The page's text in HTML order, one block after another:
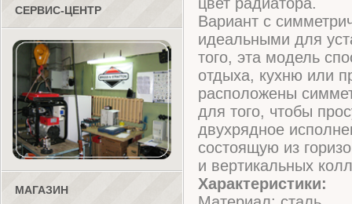
СЕРВИС-ЦЕНТР
МАГАЗИН
Вариант с
идеальными для
того, эта модель
отдыха, кухню или
расположены
для того, чтобы
двухрядное
состоящую из
и вертикальных
Характеристики: